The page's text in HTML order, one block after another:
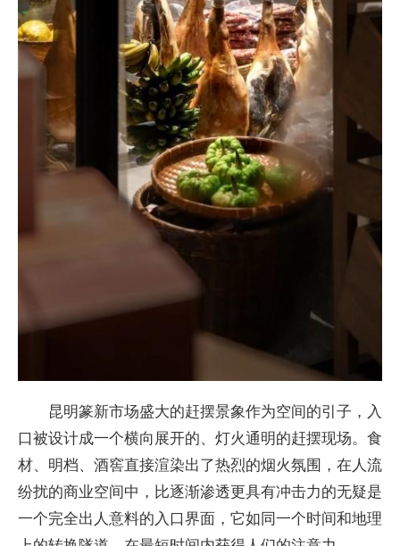
昆明篆新市场盛大的赶摆景象作为空间的引子，入
口被设计成一个横向展开的、灯火通明的赶摆现场。食
材、明档、酒窖直接渲染出了热烈的烟火氛围，在人流
纷扰的商业空间中，比逐渐渗透更具有冲击力的无疑是
一个完全出人意料的入口界面，它如同一个时间和地理